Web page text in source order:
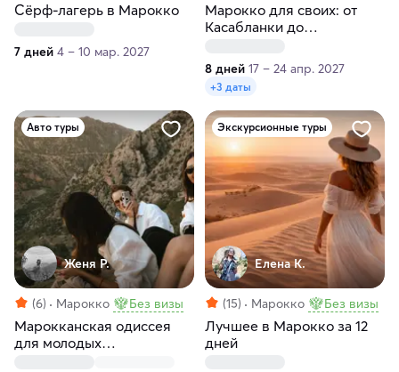
Сёрф-лагерь в Марокко
7 дней 4 – 10 мар. 2027
Марокко для своих: от
Касабланки до
8 дней 17 – 24 апр. 2027
+3 даты
Авто туры
Женя Р.
(6) Марокко Без визы
Марокканская одиссея
для молодых
Экскурсионные туры
Елена К.
(15) Марокко Без визы
Лучшее в Марокко за 12
дней